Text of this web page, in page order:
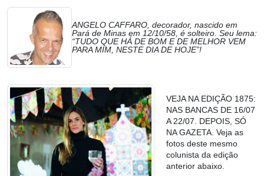
ANGELO CAFFARO, decorador, nascido em
Pará de Minas em 12/10/58, é solteiro. Seu lema:
“TUDO QUE HÁ DE BOM E DE MELHOR VEM
PARA MIM, NESTE DIA DE HOJE”!
VEJA NA EDIÇÃO 1875:
NAS BANCAS DE 16/07
A 22/07. DEPOIS, SÓ
NA GAZETA. Veja as
fotos deste mesmo
colunista da edição
anterior abaixo.